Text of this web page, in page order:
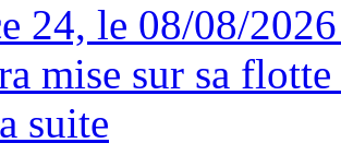
24, le 08/08/
mise sur sa
suite